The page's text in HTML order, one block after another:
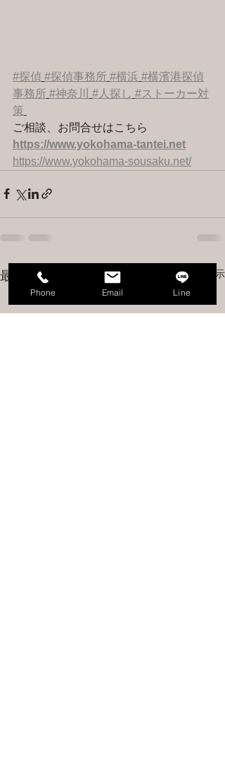
#探偵 #探偵事務所 #横浜 #横濱港探偵
事務所 #神奈川 #人探し #ストーカー対
策
ご相談、お問合せはこちら
https://www.yokohama-tantei.net
https://www.yokohama-sousaku.net/
最新記事 すべて表示
Phone Email Line